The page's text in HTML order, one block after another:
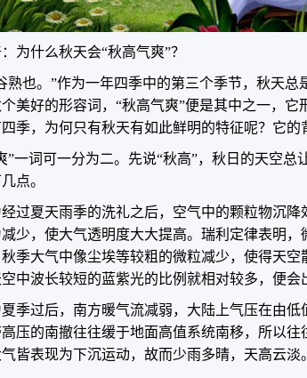
为什么秋天会“秋高气爽”？
熟也。”作为一年四季中的第三个季节，秋天总
美好的形容词，“秋高气爽”便是其中之一，它
季，为何只有秋天有如此鲜明的特征呢？它的
”一词可一分为二。先说“秋高”，秋日的天空总
点。
过夏天雨季的洗礼之后，空气中的颗粒物沉降
少，使大气透明度大大提高。瑞利定律表明
季大气中像尘埃等较粗的微粒减少，使得天空
中波长较短的蓝紫光的比例就相对较多，便会
季过后，南方暖气流减弱，大陆上气压在由低
压的南撤往往缓于地面高值系统南移，所以
皆表现为下沉运动，故而少雨多晴，天高云淡。